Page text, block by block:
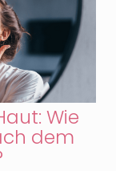
Wie
dem